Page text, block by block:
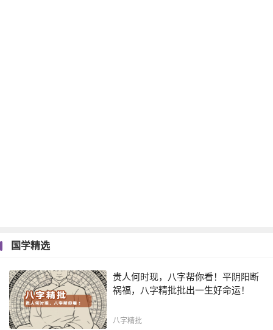
国学精选
贵人何时现，八字帮你看！平阴阳断
祸福，八字精批批出一生好命运！
八字精批